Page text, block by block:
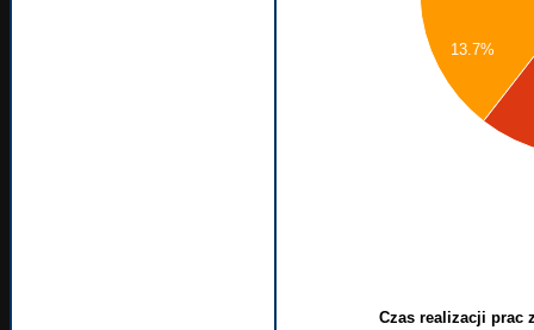
13.7%
Czas realizacji prac